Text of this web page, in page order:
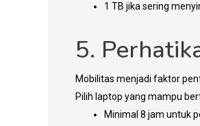
1 TB jika sering
5.
Mobilitas menjadi faktor
Pilih laptop yang mampu
Minimal 8 jam untuk